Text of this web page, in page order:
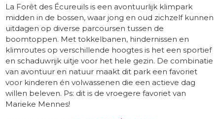
La Forêt des Écureuils is een avontuurlijk klimpark
midden in de bossen, waar jong en oud zichzelf kunnen
uitdagen op diverse parcoursen tussen de
boomtoppen. Met tokkelbanen, hindernissen en
klimroutes op verschillende hoogtes is het een sportief
en schaduwrijk uitje voor het hele gezin. De combinatie
van avontuur en natuur maakt dit park een favoriet
voor kinderen én volwassenen die een actieve dag
willen beleven. Ps: dit is de vroegere favoriet van
Marieke Mennes!